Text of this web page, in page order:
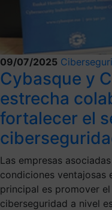
09/07/2025
Cybasque y
estrecha
fortalecer el
Las empresas
condiciones ventajosas
principal es promover
ciberseguridad a nivel